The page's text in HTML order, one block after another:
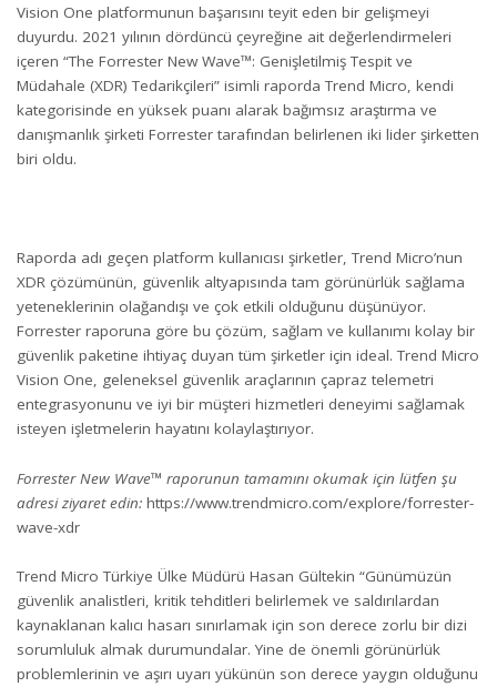
Vision One platformunun başarısını teyit eden bir gelişmeyi
duyurdu. 2021 yılının dördüncü çeyreğine ait değerlendirmeleri
içeren “The Forrester New Wave™: Genişletilmiş Tespit ve
Müdahale (XDR) Tedarikçileri” isimli raporda Trend Micro, kendi
kategorisinde en yüksek puanı alarak bağımsız araştırma ve
danışmanlık şirketi Forrester tarafından belirlenen iki lider şirketten
biri oldu.
Raporda adı geçen platform kullanıcısı şirketler, Trend Micro’nun
XDR çözümünün, güvenlik altyapısında tam görünürlük sağlama
yeteneklerinin olağandışı ve çok etkili olduğunu düşünüyor.
Forrester raporuna göre bu çözüm, sağlam ve kullanımı kolay bir
güvenlik paketine ihtiyaç duyan tüm şirketler için ideal. Trend Micro
Vision One, geleneksel güvenlik araçlarının çapraz telemetri
entegrasyonunu ve iyi bir müşteri hizmetleri deneyimi sağlamak
isteyen işletmelerin hayatını kolaylaştırıyor.
Forrester New Wave™ raporunun tamamını okumak için lütfen şu
adresi ziyaret edin: https://www.trendmicro.com/explore/forrester-
wave-xdr
Trend Micro Türkiye Ülke Müdürü Hasan Gültekin “Günümüzün
güvenlik analistleri, kritik tehditleri belirlemek ve saldırılardan
kaynaklanan kalıcı hasarı sınırlamak için son derece zorlu bir dizi
sorumluluk almak durumundalar. Yine de önemli görünürlük
problemlerinin ve aşırı uyarı yükünün son derece yaygın olduğunu